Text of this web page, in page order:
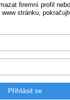
firemní profil
stránku,